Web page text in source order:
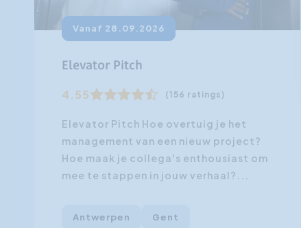
Vanaf 28.09.2026
Elevator Pitch
4.55 (156 ratings)
Elevator Pitch Hoe overtuig je het
management van een nieuw project?
Hoe maak je collega's enthousiast om
mee te stappen in jouw verhaal?...
Antwerpen Gent